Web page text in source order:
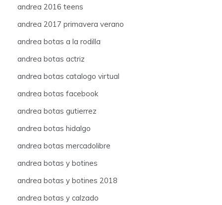
andrea 2016 teens
andrea 2017 primavera verano
andrea botas a la rodilla
andrea botas actriz
andrea botas catalogo virtual
andrea botas facebook
andrea botas gutierrez
andrea botas hidalgo
andrea botas mercadolibre
andrea botas y botines
andrea botas y botines 2018
andrea botas y calzado